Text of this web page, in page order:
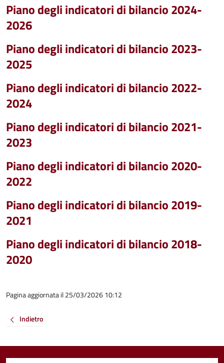
Piano degli indicatori di bilancio 2024-
2026
Piano degli indicatori di bilancio 2023-
2025
Piano degli indicatori di bilancio 2022-
2024
Piano degli indicatori di bilancio 2021-
2023
Piano degli indicatori di bilancio 2020-
2022
Piano degli indicatori di bilancio 2019-
2021
Piano degli indicatori di bilancio 2018-
2020
Pagina aggiornata il 25/03/2026 10:12
Indietro